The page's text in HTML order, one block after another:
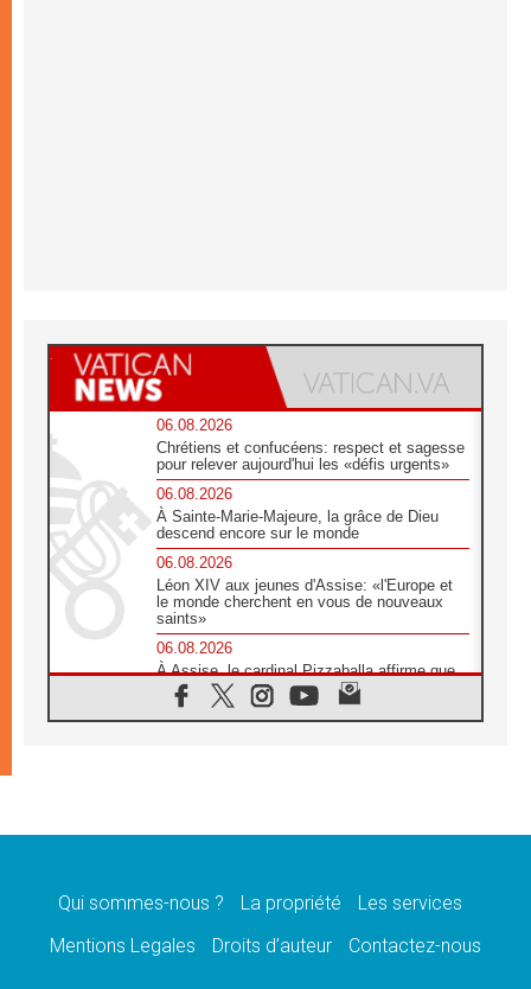
06.08.2026
Chrétiens et confucéens: respect et sagesse
pour relever aujourd'hui les «défis urgents»
06.08.2026
À Sainte-Marie-Majeure, la grâce de Dieu
descend encore sur le monde
06.08.2026
Léon XIV aux jeunes d'Assise: «l'Europe et
le monde cherchent en vous de nouveaux
saints»
06.08.2026
À Assise, le cardinal Pizzaballa affirme que
«les chrétiens veulent la paix»
06.08.2026
message de paix et de dignité humaine»
«La visite du Pape en Uruguay renforcera
Qui sommes-nous ? La propriété
Les services
Mentions Legales
Droits d’auteur Contactez-nous